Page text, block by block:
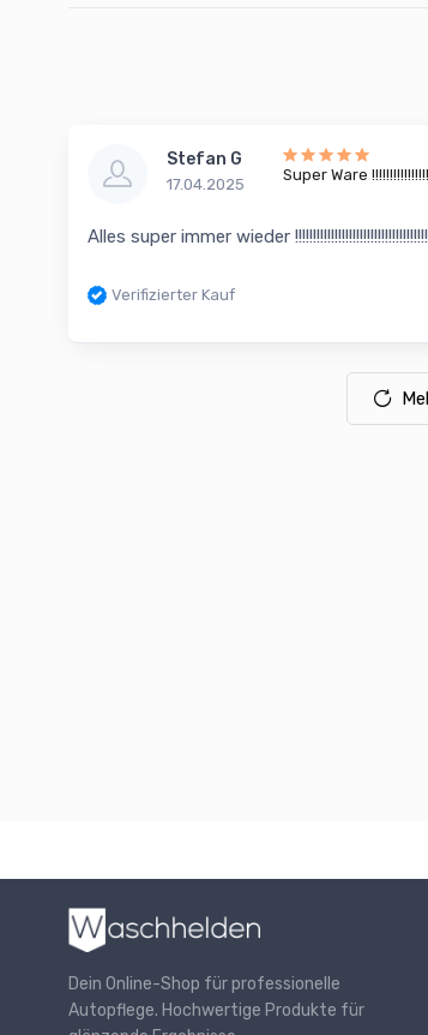
Stefan G
17.04.2025
Super Ware
Alles super immer wieder
Verifizierter Kauf
Dein Online-Shop für professionelle
Autopflege. Hochwertige Produkte für